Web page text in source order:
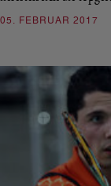
05. FEBRUAR 2017